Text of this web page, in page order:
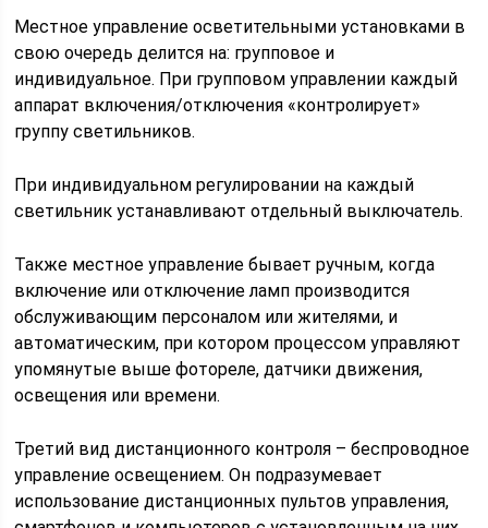
Местное управление осветительными установками в
свою очередь делится на: групповое и
индивидуальное. При групповом управлении каждый
аппарат включения/отключения «контролирует»
группу светильников.
При индивидуальном регулировании на каждый
светильник устанавливают отдельный выключатель.
Также местное управление бывает ручным, когда
включение или отключение ламп производится
обслуживающим персоналом или жителями, и
автоматическим, при котором процессом управляют
упомянутые выше фотореле, датчики движения,
освещения или времени.
Третий вид дистанционного контроля – беспроводное
управление освещением. Он подразумевает
использование дистанционных пультов управления,